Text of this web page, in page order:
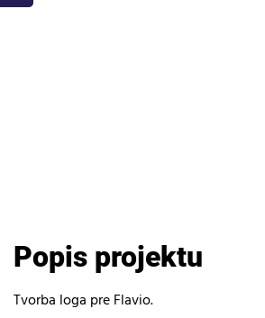
Popis projektu
Tvorba loga pre Flavio.